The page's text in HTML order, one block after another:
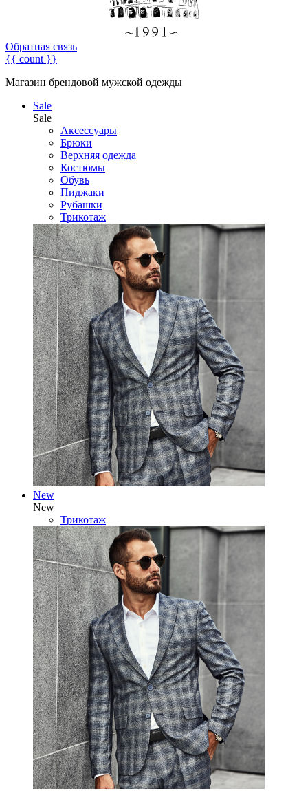
Обратная связь
{{ count }}
Магазин брендовой мужской одежды
Sale
Sale
Аксессуары
Брюки
Верхняя одежда
Костюмы
Обувь
Пиджаки
Рубашки
Трикотаж
New
New
Трикотаж